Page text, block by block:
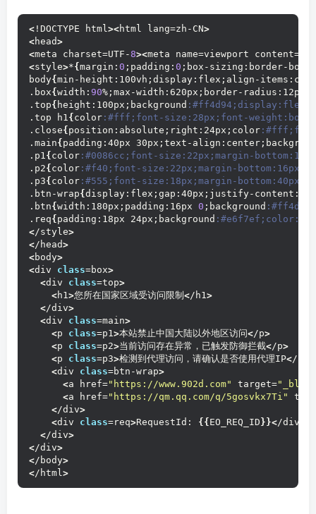
< !DOCTYPE html ><html lang=zh-CN>
<head>
<meta charset=UTF-8><meta name=viewport content=
<style>*{ margin: 0 ;padding: 0 ;box-sizing:border-box
body{ min-height:100vh;display:flex;align-
.box{ width: 90%;max-width:620px;border-
.top{ height:100px;background
.top h1 { color :#fff;font-size:28px;font-weight:bold}
.close{ position:absolute;right:24px;color
.main{ padding:40px 30px;text-
.p1 { color :#0086cc;font-size:22px;margin-
.p2{ color :#f40;font-size:22px;margin-
.p3{ color :#555;font-size:18px;margin-bottom:40px}
.btn-wrap{ display:flex;gap:40px;justify-
.btn{ width:180px;padding:16px 0 ;background
.req{ padding:18px 24px;background
</style>
</head>
<body>
<div class=box>
<div class=top>
<h1 >您所在国家区域受访问限制 </h1 >
</div>
<div class=main>
<p class=p1 >本站禁止中国大陆以外地区访问</p>
<p class=p2>当前访问存在异常，已触发防御拦截</p>
<p class=p3>检测到代理访问，请确认是否使用代理IP</p
<div class=btn-wrap>
<a href="https://www.902d.com" target=
<a href="https://qm.qq.com/q/5gosvkx7Ti"
</div>
<div class=req>RequestId: {{ EO_REQ_ID }}</div
</div>
</div>
</body>
</html >